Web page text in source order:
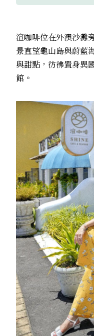
渲咖啡位在外澳沙灘
景直望龜山島與蔚藍
與甜點，彷彿置身異
館。